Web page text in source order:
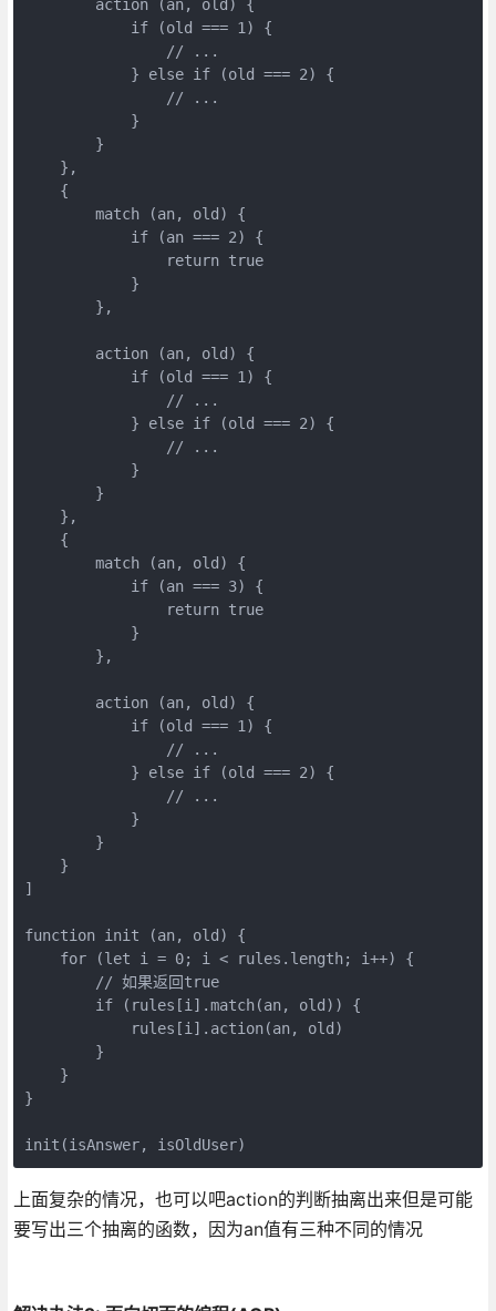
        action (an, old) {
            if (old === 1) {
                // ...
            } else if (old === 2) {
                // ...
            }
        }
    },
    {
        match (an, old) {
            if (an === 2) {
                return true
            }
        },
        action (an, old) {
            if (old === 1) {
                // ...
            } else if (old === 2) {
                // ...
            }
        }
    },
    {
        match (an, old) {
            if (an === 3) {
                return true
            }
        },
        action (an, old) {
            if (old === 1) {
                // ...
            } else if (old === 2) {
                // ...
            }
        }
    }
]
function init (an, old) {
    for (let i = 0; i < rules.length; i++) {
        // 如果返回true
        if (rules[i].match(an, old)) {
            rules[i].action(an, old)
        }
    }
}
init(isAnswer, isOldUser)
上面复杂的情况，也可以吧action的判断抽离出来但是可能
要写出三个抽离的函数，因为an值有三种不同的情况